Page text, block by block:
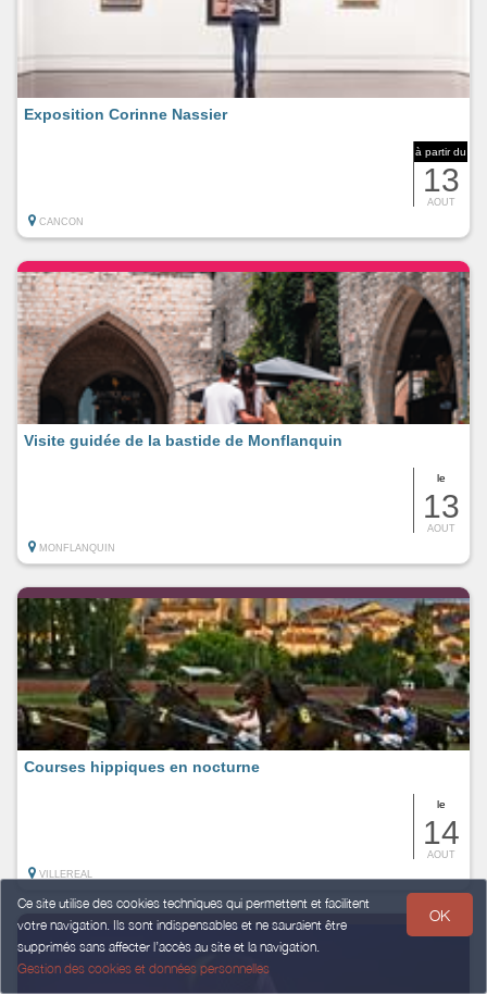
Ce site utilise des cookies techniques qui permettent et facilitent
votre navigation. Ils sont indispensables et ne sauraient être
supprimés sans affecter l’accès au site et la navigation.
Gestion des cookies et données personnelles
OK
à partir du
13
AOUT
Exposition Corinne Nassier
CANCON
le
13
AOUT
Visite guidée de la bastide de Monflanquin
MONFLANQUIN
le
14
AOUT
Courses hippiques en nocturne
VILLEREAL